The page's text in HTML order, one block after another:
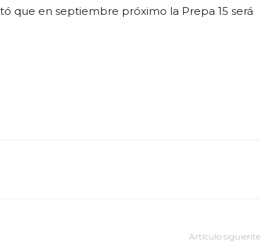
que en septiembre próximo la Prepa 15 será
Artículo siguiente